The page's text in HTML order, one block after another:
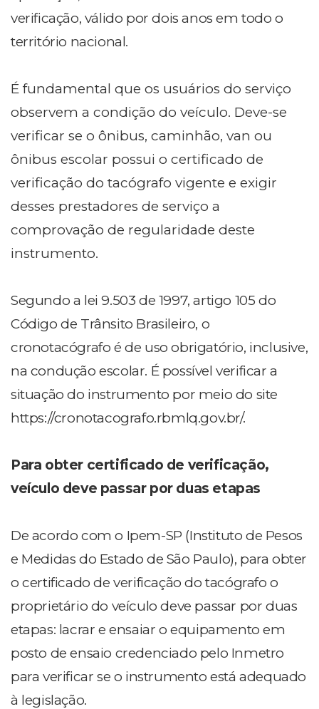
verificação, válido por dois anos em todo o
território nacional.
É fundamental que os usuários do serviço
observem a condição do veículo. Deve-se
verificar se o ônibus, caminhão, van ou
ônibus escolar possui o certificado de
verificação do tacógrafo vigente e exigir
desses prestadores de serviço a
comprovação de regularidade deste
instrumento.
Segundo a lei 9.503 de 1997, artigo 105 do
Código de Trânsito Brasileiro, o
cronotacógrafo é de uso obrigatório, inclusive,
na condução escolar. É possível verificar a
situação do instrumento por meio do site
https://cronotacografo.rbmlq.gov.br/.
Para obter certificado de verificação,
veículo deve passar por duas etapas
De acordo com o Ipem-SP (Instituto de Pesos
e Medidas do Estado de São Paulo), para obter
o certificado de verificação do tacógrafo o
proprietário do veículo deve passar por duas
etapas: lacrar e ensaiar o equipamento em
posto de ensaio credenciado pelo Inmetro
para verificar se o instrumento está adequado
à legislação.